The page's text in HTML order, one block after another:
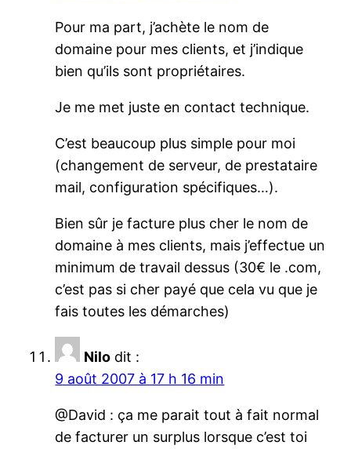
Pour ma part, j’achète le nom de
domaine pour mes clients, et j’indique
bien qu’ils sont propriétaires.
Je me met juste en contact technique.
C’est beaucoup plus simple pour moi
(changement de serveur, de prestataire
mail, configuration spécifiques…).
Bien sûr je facture plus cher le nom de
domaine à mes clients, mais j’effectue un
minimum de travail dessus (30€ le .com,
c’est pas si cher payé que cela vu que je
fais toutes les démarches)
Nilo dit :
9 août 2007 à 17 h 16 min
@David : ça me parait tout à fait normal
de facturer un surplus lorsque c’est toi